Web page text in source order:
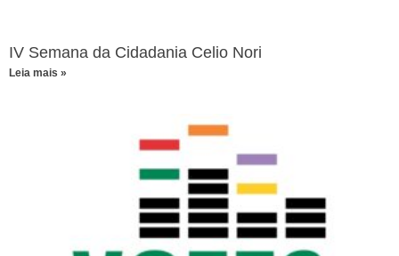
IV Semana da Cidadania Celio Nori
Leia mais »